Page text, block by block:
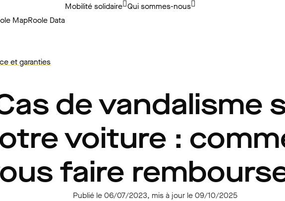
MapRoole Data
Mobilité solidaire Qui sommes-nous
et garanties
de vandalisme
voiture :
faire
Publié le 06/07/2023, mis à jour le 09/10/2025